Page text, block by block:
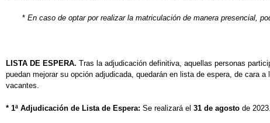
* En caso de optar por realizar la matriculación de manera presencial,
LISTA DE ESPERA. Tras la adjudicación definitiva, aquellas personas
puedan mejorar su opción adjudicada, quedarán en lista de espera, de cara
vacantes.
* 1ª Adjudicación de Lista de Espera: Se realizará el 31 de agosto de 2023.